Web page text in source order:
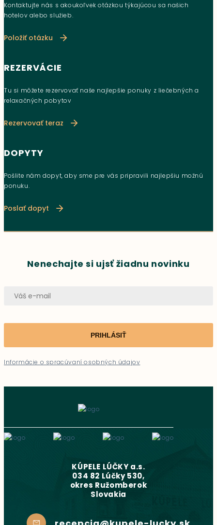
Kontaktujte nás s akoukoľvek otázkou týkajúcou sa našich
hotelov alebo služieb.
Položiť otázku
REZERVÁCIE
Tu si môžete rezervovať naše najlepšie ponuky z liečebných a
relaxačných pobytov
Rezervovať teraz
DOPYTY
Pošlite nám dopyt, aby sme pre vás pripravili najlepšiu možnú
ponuku.
Poslať dopyt
Nenechajte si ujsť žiadnu novinku
PRIHLÁSIŤ
Informácie o spracúvaní osobných údajov
KÚPELE LÚČKY a.s.
034 82 Lúčky 530,
okres Ružomberok
Slovakia